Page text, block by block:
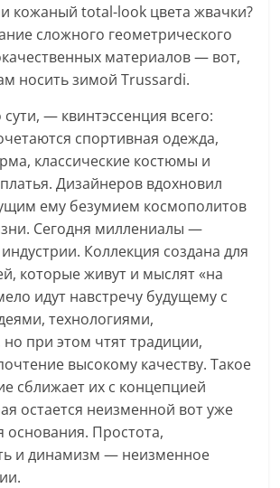
кожаный total-look цветажвачки?
сложного геометрического
материалов — вот,
носить зимой Trussardi.
— квинтэссенция всего:
спортивная одежда,
классические костюмы и
Дизайнеров вдохновил
ему безумием космополитов
Сегодня миллениалы —
Коллекция создана для
которые живут и мыслят «на
идут навстречу будущему с
технологиями,
при этом чтят традиции,
высокому качеству. Такое
сближает их с концепцией
остается неизменной вот уже
основания. Простота,
и динамизм — неизменное